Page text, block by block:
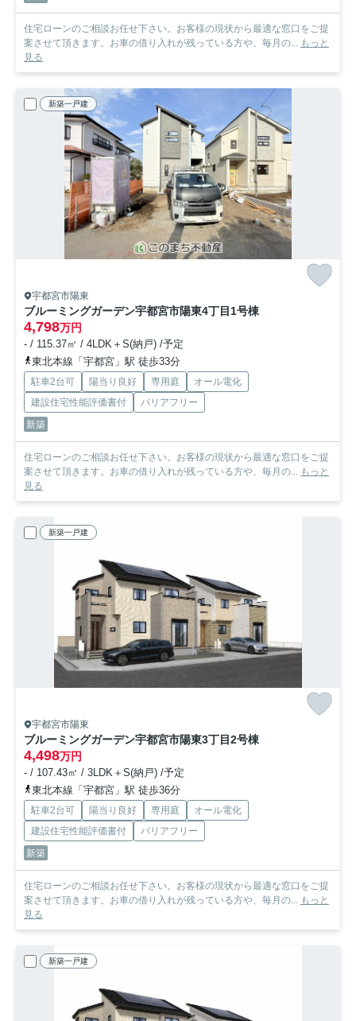
住宅ローンのご相談お任せ下さい。お客様の現状から最適な窓口をご提
案させて頂きます。お車の借り入れが残っている方や、毎月の... もっと
見る
新築一戸建
宇都宮市陽東
ブルーミングガーデン宇都宮市陽東4丁目 1号棟
4,798万円
- / 115.37㎡ / 4LDK＋S(納戸) /予定
東北本線「宇都宮」駅 徒歩33分
駐車2台可 陽当り良好 専用庭
オール電化
建設住宅性能評価書付
バリアフリー
新築
住宅ローンのご相談お任せ下さい。お客様の現状から最適な窓口をご提
案させて頂きます。お車の借り入れが残っている方や、毎月の... もっと
見る
新築一戸建
宇都宮市陽東
ブルーミングガーデン宇都宮市陽東3丁目2号棟
4,498万円
- / 107.43㎡ / 3LDK＋S(納戸) /予定
東北本線「宇都宮」駅 徒歩36分
駐車2台可 陽当り良好 専用庭
オール電化
建設住宅性能評価書付
バリアフリー
新築
住宅ローンのご相談お任せ下さい。お客様の現状から最適な窓口をご提
案させて頂きます。お車の借り入れが残っている方や、毎月の... もっと
見る
新築一戸建